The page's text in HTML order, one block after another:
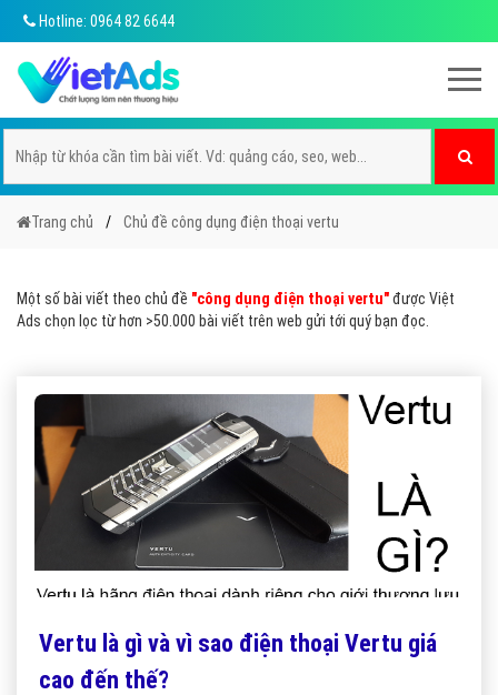
Hotline: 0964 82 6644
Trang chủ Chủ đề công dụng điện thoại vertu
Một số bài viết theo chủ đề "công dụng điện thoại vertu"được Việt
Ads chọn lọc từ hơn >50.000 bài viết trên web gửi tới quý bạn đọc.
Vertu là gì và vì sao điện thoại Vertu giá
cao đến thế?